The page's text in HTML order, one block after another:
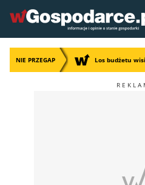
NIE PRZEGAP Los budżetu